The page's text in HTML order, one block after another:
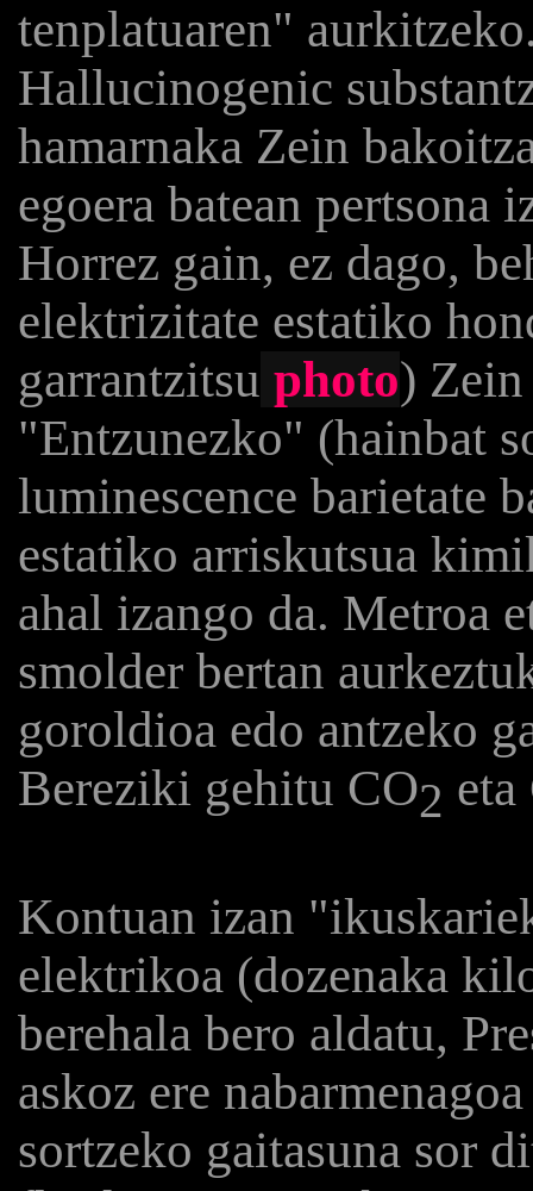
tenplatuaren"
Hallucinogenic
hamarnaka Zein
egoera batean pertsona
Horrez gain, ez dago,
elektrizitate estatiko
garrantzitsu photo)
"Entzunezko" (hainbat
luminescence barietate
estatiko arriskutsua
ahal izango da. Metroa
smolder bertan
goroldioa edo antzeko
Bereziki gehitu CO2
Kontuan izan
elektrikoa (dozenaka
berehala bero aldatu,
askoz ere
sortzeko gaitasuna sor